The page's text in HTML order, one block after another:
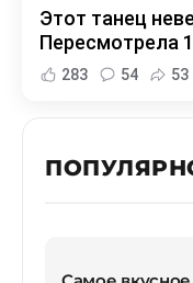
Этот танец
Пересмотрела
283 54 53